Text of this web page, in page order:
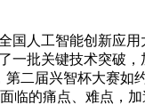
国人工智能创新应
一批关键技术突破
第二届兴智杯大赛
临的痛点、难点，